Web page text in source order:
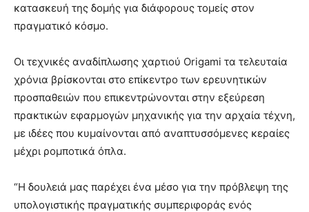
κατασκευή της δομής για διάφορους τομείς στον
πραγματικό κόσμο.
Οι τεχνικές αναδίπλωσης χαρτιού Origami τα τελευταία
χρόνια βρίσκονται στο επίκεντρο των ερευνητικών
προσπαθειών που επικεντρώνονται στην εξεύρεση
πρακτικών εφαρμογών μηχανικής για την αρχαία τέχνη,
με ιδέες που κυμαίνονται από αναπτυσσόμενες κεραίες
μέχρι ρομποτικά όπλα.
“Η δουλειά μας παρέχει ένα μέσο για την πρόβλεψη της
υπολογιστικής πραγματικής συμπεριφοράς ενός